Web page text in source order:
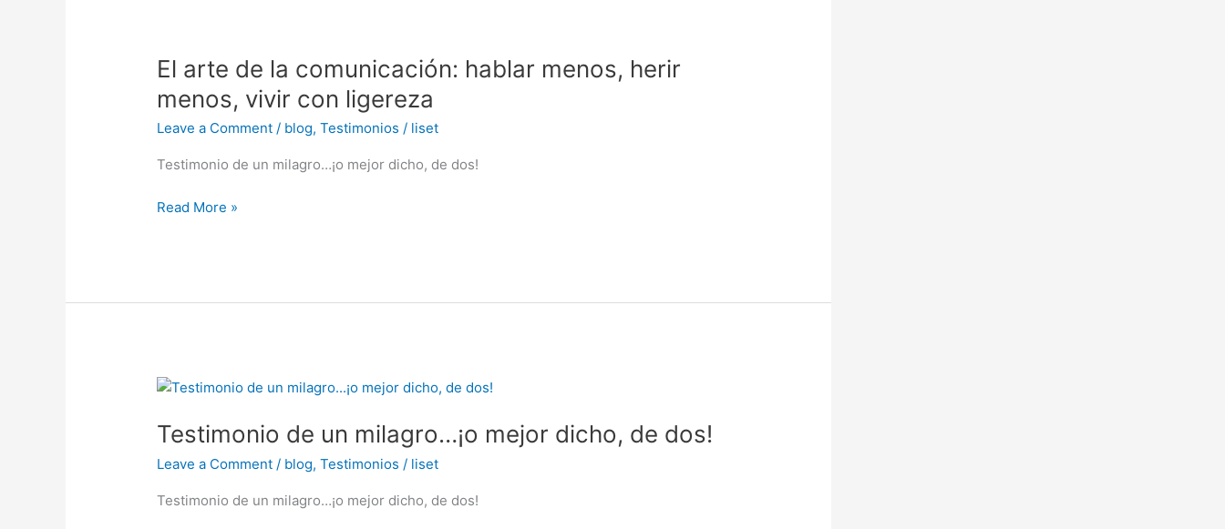
El arte de la comunicación: hablar menos, herir
menos, vivir con ligereza
Leave a Comment / blog,Testimonios / liset
Testimonio de un milagro…¡o mejor dicho, de dos!
de
comunicación:
hablar
herir
vivir
Read More »
Testimonio de un milagro…¡o mejor dicho, de dos!
Leave a Comment / blog,Testimonios / liset
Testimonio de un milagro…¡o mejor dicho, de dos!
Testimonio
un
¡o
mejor